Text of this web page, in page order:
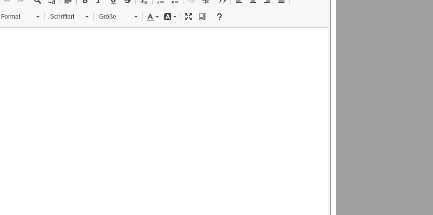
Format Schriftart Größe